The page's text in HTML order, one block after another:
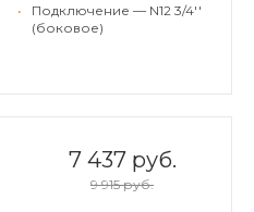
•
Подключение — N12 3/4''
(боковое)
7 437 руб.
9 915 руб.